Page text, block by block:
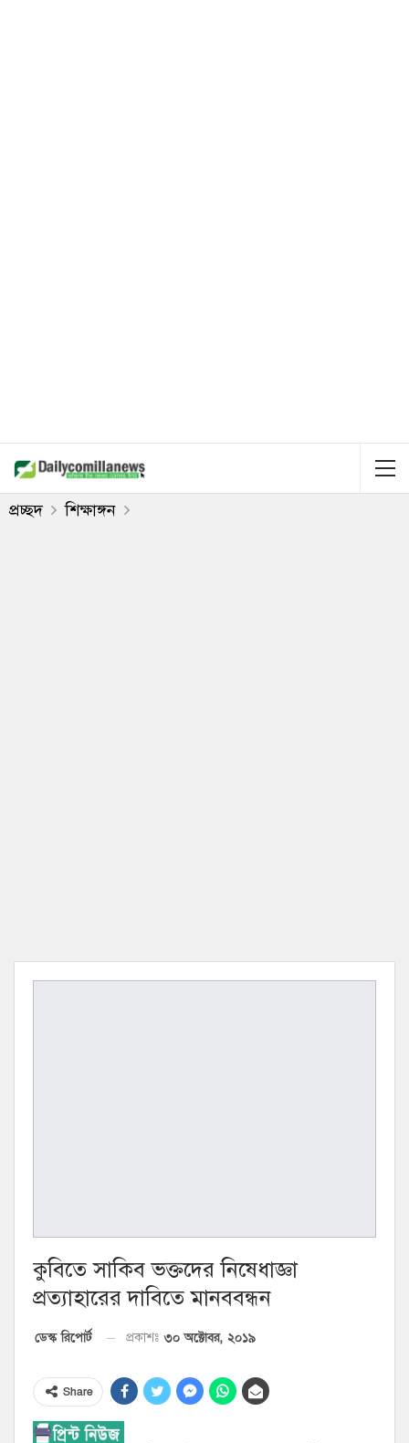
প্রচ্ছদ শিক্ষাঙ্গন
কুবিতে সাকিব ভক্তদের নিষেধাজ্ঞা
প্রত্যাহারের দাবিতে মানববন্ধন
ডেস্ক রিপোর্ট প্রকাশঃ ৩০ অক্টোবর, ২০১৯
Share